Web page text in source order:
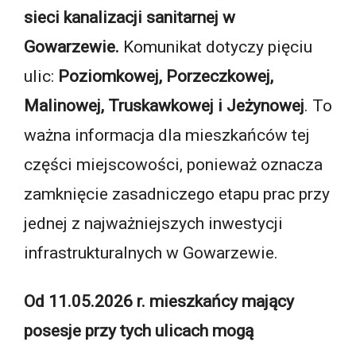
sieci kanalizacji sanitarnej w
Gowarzewie. Komunikat dotyczy pięciu
ulic: Poziomkowej, Porzeczkowej,
Malinowej, Truskawkowej i Jeżynowej. To
ważna informacja dla mieszkańców tej
części miejscowości, ponieważ oznacza
zamknięcie zasadniczego etapu prac przy
jednej z najważniejszych inwestycji
infrastrukturalnych w Gowarzewie.
Od 11.05.2026 r. mieszkańcy mający
posesje przy tych ulicach mogą